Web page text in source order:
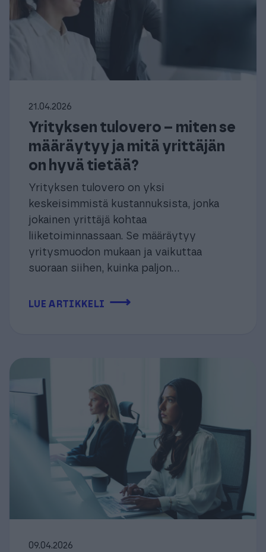
21.04.2026
Yrityksen tulovero – miten se
määräytyy ja mitä yrittäjän
on hyvä tietää?
Yrityksen tulovero on yksi
keskeisimmistä kustannuksista, jonka
jokainen yrittäjä kohtaa
liiketoiminnassaan. Se määräytyy
yritysmuodon mukaan ja vaikuttaa
suoraan siihen, kuinka paljon...
LUE ARTIKKELI ⟶
09.04.2026